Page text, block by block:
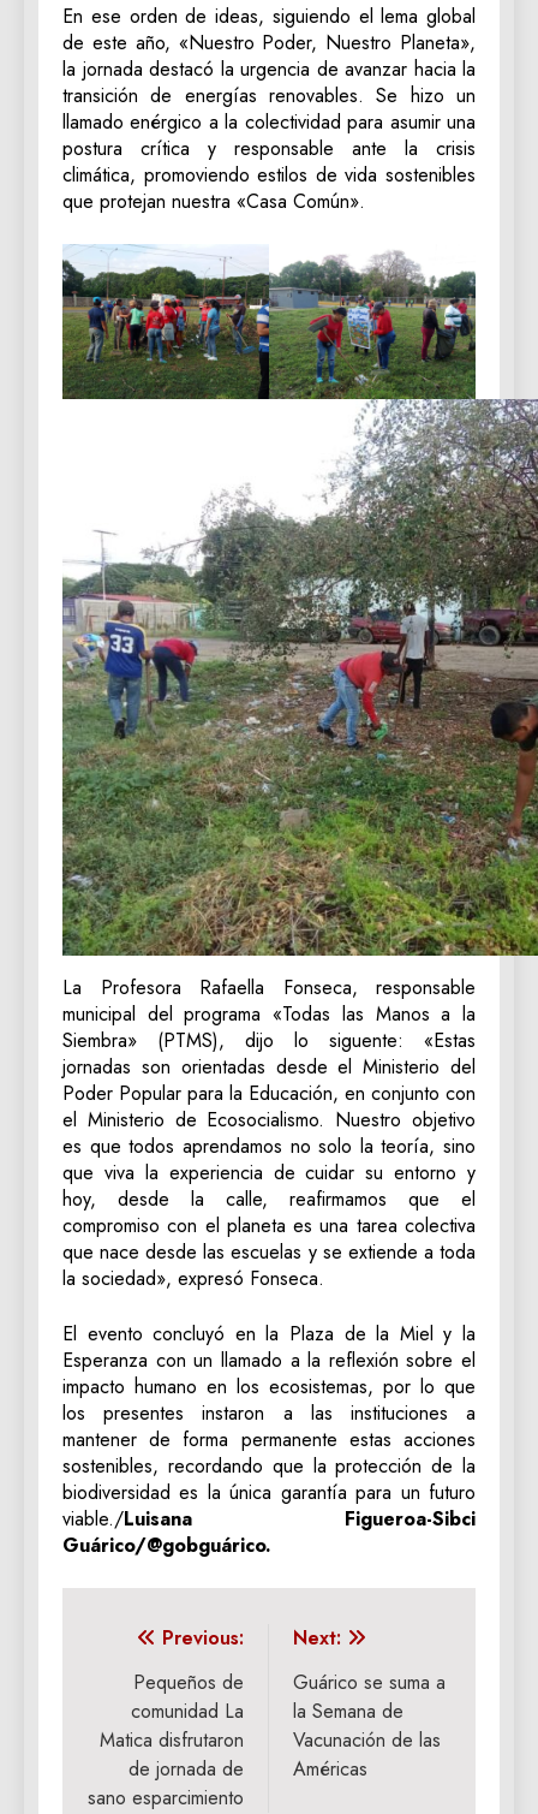
En ese orden de ideas, siguiendo el lema global
de este año, «Nuestro Poder, Nuestro Planeta»,
la jornada destacó la urgencia de avanzar hacia la
transición de energías renovables. Se hizo un
llamado enérgico a la colectividad para asumir una
postura crítica y responsable ante la crisis
climática, promoviendo estilos de vida sostenibles
que protejan nuestra «Casa Común».
La Profesora Rafaella Fonseca, responsable
municipal del programa «Todas las Manos a la
Siembra» (PTMS), dijo lo siguente: «Estas
jornadas son orientadas desde el Ministerio del
Poder Popular para la Educación, en conjunto con
el Ministerio de Ecosocialismo. Nuestro objetivo
es que todos aprendamos no solo la teoría, sino
que viva la experiencia de cuidar su entorno y
hoy, desde la calle, reafirmamos que el
compromiso con el planeta es una tarea colectiva
que nace desde las escuelas y se extiende a toda
la sociedad», expresó Fonseca.
El evento concluyó en la Plaza de la Miel y la
Esperanza con un llamado a la reflexión sobre el
impacto humano en los ecosistemas, por lo que
los presentes instaron a las instituciones a
mantener de forma permanente estas acciones
sostenibles, recordando que la protección de la
biodiversidad es la única garantía para un futuro
viable./Luisana Figueroa-Sibci
Guárico/@gobguárico.
Navegación
entradas
Previous:
Pequeños de
comunidad La
Matica disfrutaron
de jornada de
sano esparcimiento
Next:
Guárico se suma a
la Semana de
Vacunación de las
Américas